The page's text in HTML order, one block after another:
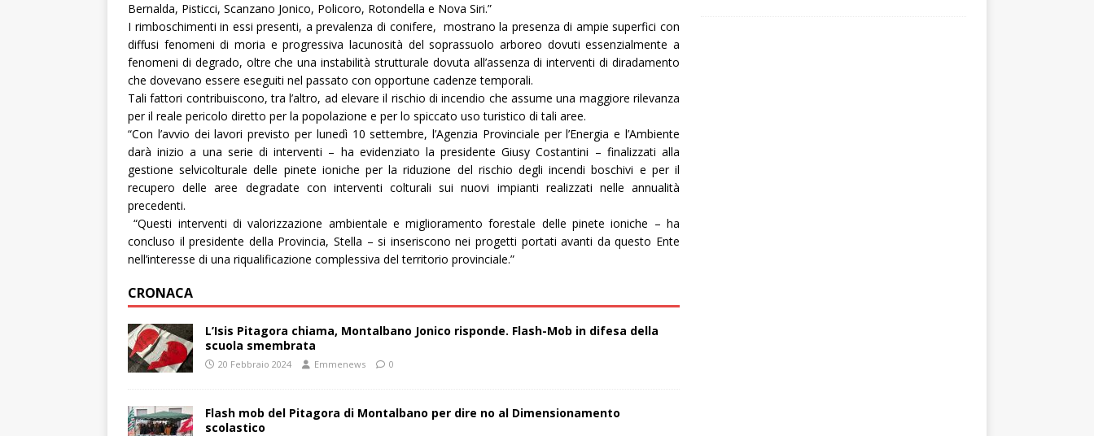
Bernalda, Pisticci, Scanzano Jonico, Policoro, Rotondella e Nova Siri.”
I rimboschimenti in essi presenti, a prevalenza di conifere, mostrano la presenza di ampie superfici con
diffusi fenomeni di moria e progressiva lacunosità del soprassuolo arboreo dovuti essenzialmente a
fenomeni di degrado, oltre che una instabilità strutturale dovuta all’assenza di interventi di diradamento
che dovevano essere eseguiti nel passato con opportune cadenze temporali.
Tali fattori contribuiscono, tra l’altro, ad elevare il rischio di incendio che assume una maggiore rilevanza
per il reale pericolo diretto per la popolazione e per lo spiccato uso turistico di tali aree.
“Con l’avvio dei lavori previsto per lunedì 10 settembre, l’Agenzia Provinciale per l’Energia e l’Ambiente
darà inizio a una serie di interventi – ha evidenziato la presidente Giusy Costantini – finalizzati alla
gestione selvicolturale delle pinete ioniche per la riduzione del rischio degli incendi boschivi e per il
recupero delle aree degradate con interventi colturali sui nuovi impianti realizzati nelle annualità
precedenti.
“Questi interventi di valorizzazione ambientale e miglioramento forestale delle pinete ioniche – ha
concluso il presidente della Provincia, Stella – si inseriscono nei progetti portati avanti da questo Ente
nell’interesse di una riqualificazione complessiva del territorio provinciale.”
CRONACA
L’Isis Pitagora chiama, Montalbano Jonico risponde. Flash-Mob in difesa della
scuola smembrata
20 Febbraio 2024 Emmenews 0
Flash mob del Pitagora di Montalbano per dire no al Dimensionamento
scolastico